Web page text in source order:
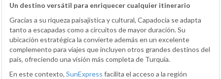
Un destino versátil para enriquecer cualquier itinerario
Gracias a su riqueza paisajística y cultural, Capadocia se adapta
tanto a escapadas como a circuitos de mayor duración. Su
ubicación estratégica la convierte además en un excelente
complemento para viajes que incluyen otros grandes destinos del
país, ofreciendo una visión más completa de Turquía.
En este contexto, SunExpress facilita el acceso a la región